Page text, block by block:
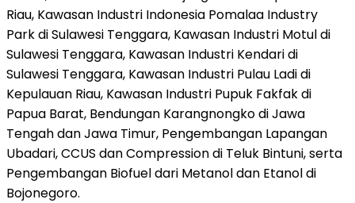
Riau, Kawasan Industri Indonesia Pomalaa Industry
Park di Sulawesi Tenggara, Kawasan Industri Motul di
Sulawesi Tenggara, Kawasan Industri Kendari di
Sulawesi Tenggara, Kawasan Industri Pulau Ladi di
Kepulauan Riau, Kawasan Industri Pupuk Fakfak di
Papua Barat, Bendungan Karangnongko di Jawa
Tengah dan Jawa Timur, Pengembangan Lapangan
Ubadari, CCUS dan Compression di Teluk Bintuni, serta
Pengembangan Biofuel dari Metanol dan Etanol di
Bojonegoro.